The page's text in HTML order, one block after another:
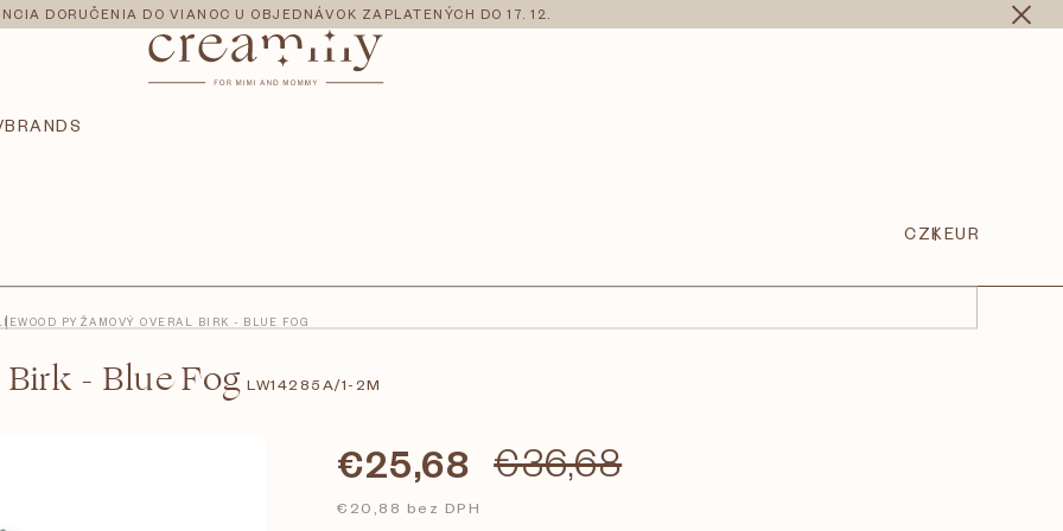
DORUČENIA DO VIANOC U OBJEDNÁVOK ZAPLATENÝCH DO 17. 12.
BRANDS
CZKEUR
PYŽAMOVÝ OVERAL BIRK - BLUE FOG
- Blue Fog LW14285A/1-2M
€36,68
€25,68
€20,88 bez DPH